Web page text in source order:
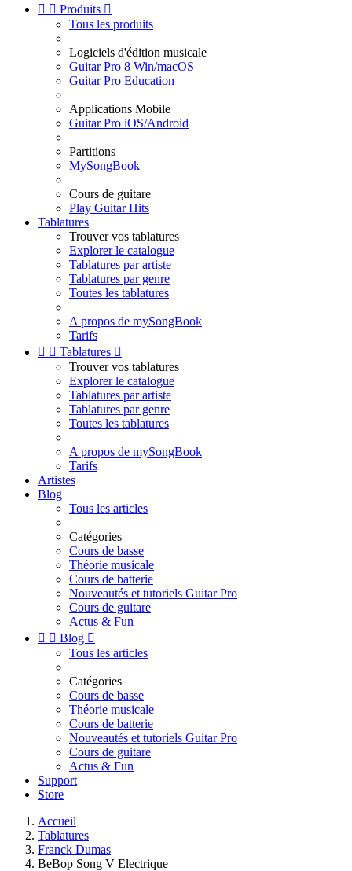
  Produits 
Tous les produits
Logiciels d'édition musicale
Guitar Pro 8 Win/macOS
Guitar Pro Education
Applications Mobile
Guitar Pro iOS/Android
Partitions
MySongBook
Cours de guitare
Play Guitar Hits
Tablatures
Trouver vos tablatures
Explorer le catalogue
Tablatures par artiste
Tablatures par genre
Toutes les tablatures
A propos de mySongBook
Tarifs
  Tablatures 
Trouver vos tablatures
Explorer le catalogue
Tablatures par artiste
Tablatures par genre
Toutes les tablatures
A propos de mySongBook
Tarifs
Artistes
Blog
Tous les articles
Catégories
Cours de basse
Théorie musicale
Cours de batterie
Nouveautés et tutoriels Guitar Pro
Cours de guitare
Actus & Fun
  Blog 
Tous les articles
Catégories
Cours de basse
Théorie musicale
Cours de batterie
Nouveautés et tutoriels Guitar Pro
Cours de guitare
Actus & Fun
Support
Store
Accueil
Tablatures
Franck Dumas
BeBop Song V Electrique